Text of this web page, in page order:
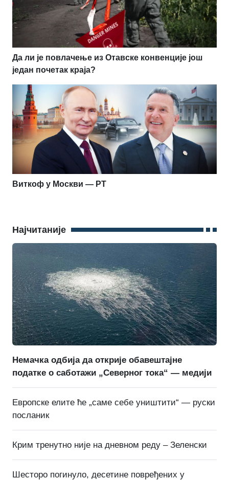
Да ли је повлачење из Отавске конвенције још
један почетак краја?
Виткоф у Москви — РТ
Најчитаније
Немачка одбија да открије обавештајне
податке о саботажи „Северног тока“ — медији
Европске елите ће „саме себе уништити“ — руски
посланик
Крим тренутно није на дневном реду – Зеленски
Шесторо погинуло, десетине повређених у